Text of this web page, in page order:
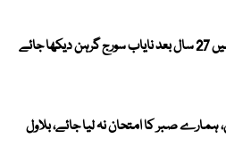
برطانیہ اور آئرلینڈ میں 27 سال بعد نایاب سورج گرہن دیکھا جائے
ہمارے صبر کا امتحان نہ لیا جائے، بلاول